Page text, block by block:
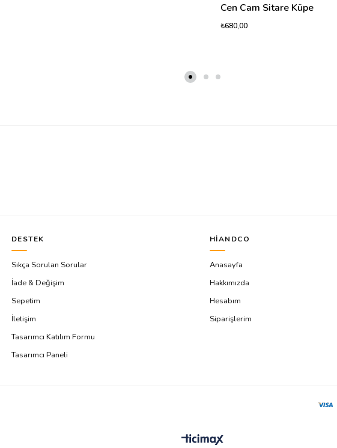
Cen Cam Sitare Küpe
₺680,00
DESTEK
Sıkça Sorulan Sorular
İade & Değişim
Sepetim
İletişim
Tasarımcı Katılım Formu
Tasarımcı Paneli
HIANDCO
Anasayfa
Hakkımızda
Hesabım
Siparişlerim